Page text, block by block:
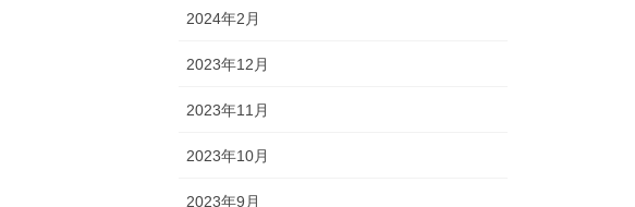
2024年2月
2023年12月
2023年11月
2023年10月
2023年9月